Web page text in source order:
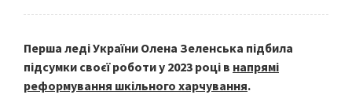
Перша леді України Олена Зеленська підбила
підсумки своєї роботи у 2023 році в напрямі
реформування шкільного харчування.